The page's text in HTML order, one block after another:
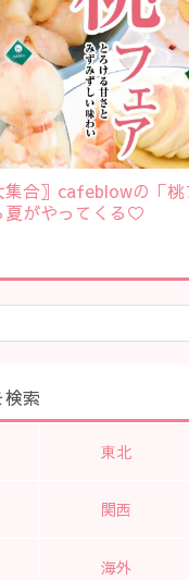
集合〗cafeblowの「
夏がやってくる♡
検索
東北
関西
海外